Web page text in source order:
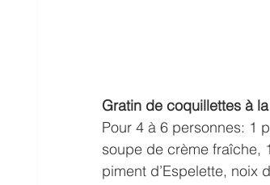
Gratin de coquillettes à
Pour 4 à 6 personnes: 1
soupe de crème fraîche,
piment d’Espelette, noix